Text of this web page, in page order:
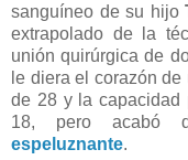
sanguíneo de su hijo
extrapolado de la
unión quirúrgica de
le diera el corazón
de 28 y la capacidad
18, pero acabó
espeluznante.